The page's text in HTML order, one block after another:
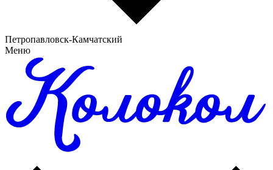
Петропавловск-Камчатский
Меню